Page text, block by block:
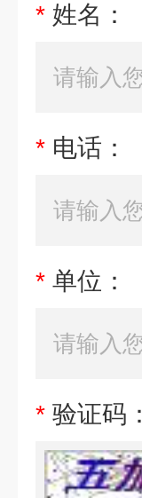
* 姓名：
* 电话：
* 单位：
* 验证码：